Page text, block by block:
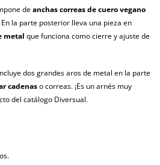
deanchas correas de cuero vegano
la parte posterior lleva una pieza en
metal que funciona como cierre y ajuste de
dos grandes aros de metal en la parte
cadenaso correas. ¡Es un arnés muy
del catálogo Diversual.